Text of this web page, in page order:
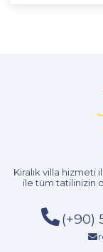
Kiralık villa hizmeti
ile tüm tatilinizin
(+90)